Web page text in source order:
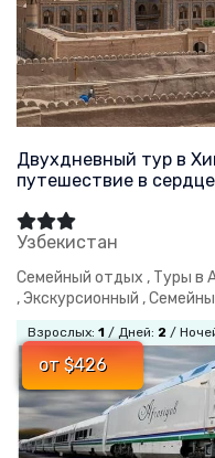
Двухдневный тур в
путешествие в
Узбекистан
Семейный отдых , Туры в
,Экскурсионный ,
Взрослых: 1 / Дней: 2 /
от $426